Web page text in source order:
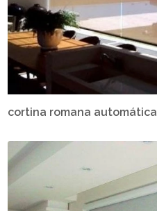
cortina romana automática